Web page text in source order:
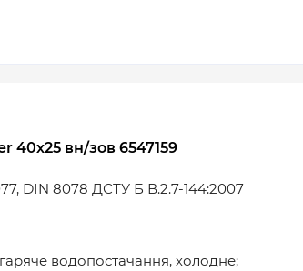
40х25 вн/зов 6547159
DIN 8078 ДСТУ Б В.2.7-144:2007
водопостачання, холодне;